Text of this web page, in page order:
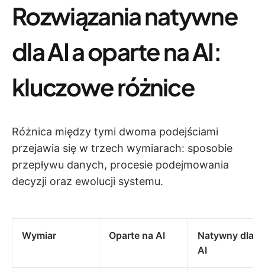
Rozwiązania natywne
dla AI a oparte na AI:
kluczowe różnice
Różnica między tymi dwoma podejściami
przejawia się w trzech wymiarach: sposobie
przepływu danych, procesie podejmowania
decyzji oraz ewolucji systemu.
Wymiar Oparte na AI
Natywny dla
AI